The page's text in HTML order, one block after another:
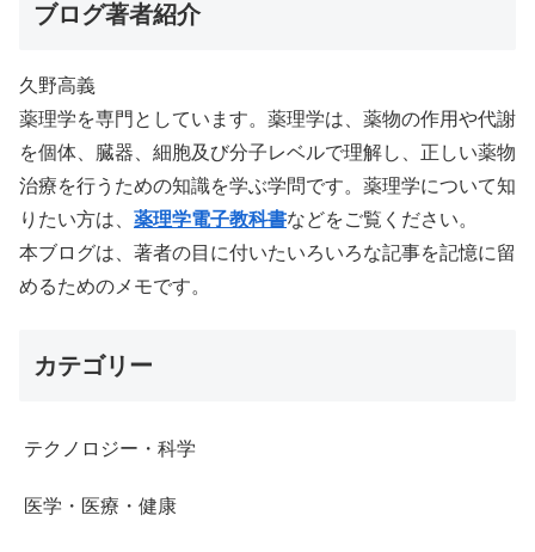
ブログ著者紹介
久野高義
薬理学を専門としています。薬理学は、薬物の作用や代謝
を個体、臓器、細胞及び分子レベルで理解し、正しい薬物
治療を行うための知識を学ぶ学問です。薬理学について知
りたい方は、 薬理学電子教科書などをご覧ください。
本ブログは、著者の目に付いたいろいろな記事を記憶に留
めるためのメモです。
カテゴリー
テクノロジー・科学
医学・医療・健康